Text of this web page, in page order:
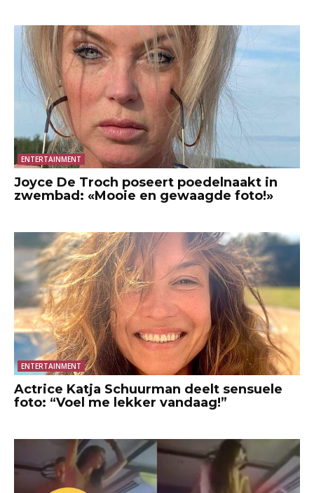
ENTERTAINMENT
Joyce De Troch poseert poedelnaakt in
zwembad: «Mooie en gewaagde foto!»
ENTERTAINMENT
Actrice Katja Schuurman deelt sensuele
foto: “Voel me lekker vandaag!”